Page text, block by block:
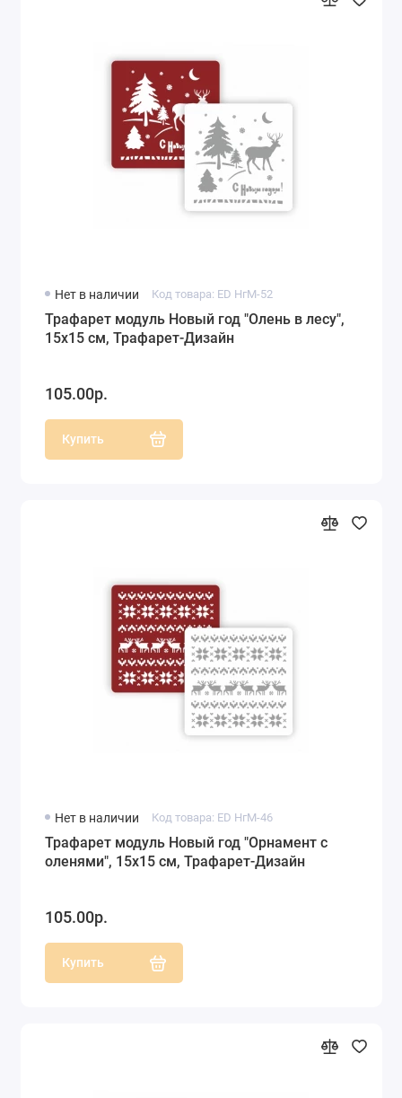
Нет в наличии Код товара: ED НгМ-52
Трафарет модуль Новый год "Олень в лесу",
15х15 см, Трафарет-Дизайн
105.00р.
Купить
Нет в наличии Код товара: ED НгМ-46
Трафарет модуль Новый год "Орнамент с
оленями", 15х15 см, Трафарет-Дизайн
105.00р.
Купить